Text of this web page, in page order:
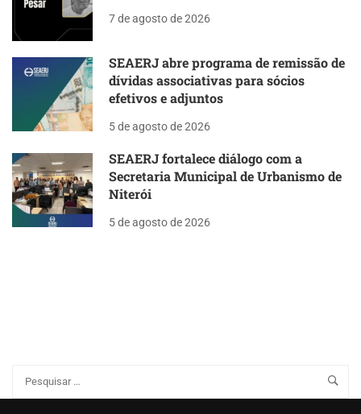
7 de agosto de 2026
SEAERJ abre programa de remissão de
dívidas associativas para sócios
efetivos e adjuntos
5 de agosto de 2026
SEAERJ fortalece diálogo com a
Secretaria Municipal de Urbanismo de
Niterói
5 de agosto de 2026